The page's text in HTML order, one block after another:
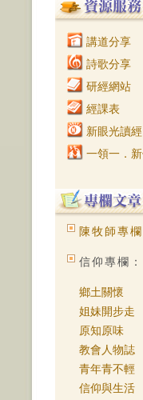
講道分享
詩歌分享
研經網站
經課表
新眼光讀經
一領一．
陳牧師專欄
信仰專欄：
鄉土關懷
姐妹開步走
原知原味
教會人物誌
青年青不輕
信仰與生活